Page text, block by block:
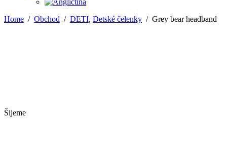
Home / Obchod / DETI, Detské čelenky / Grey bear headband
Šijeme